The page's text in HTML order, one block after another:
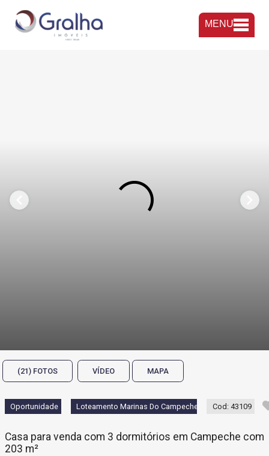
MENU
(21) FOTOS VÍDEO MAPA
Oportunidade Loteamento Marinas Do Campeche Cod: 43109
Casa para venda com 3 dormitórios em Campeche com
203 m²